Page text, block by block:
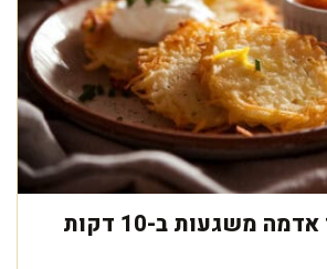
לביבות תפוחי אדמה משגעות ב-10 דקות